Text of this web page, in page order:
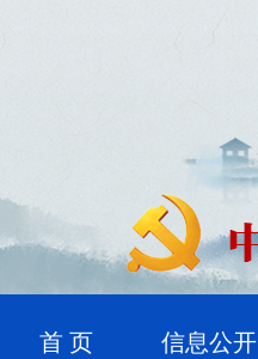
首 页 信息公开